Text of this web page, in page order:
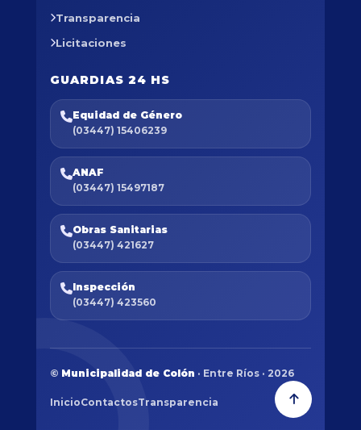
Transparencia
Licitaciones
GUARDIAS 24 HS
Equidad de Género
(03447) 15406239
ANAF
(03447) 15497187
Obras Sanitarias
(03447) 421627
Inspección
(03447) 423560
© Municipalidad de Colón · Entre Ríos · 2026
InicioContactosTransparencia